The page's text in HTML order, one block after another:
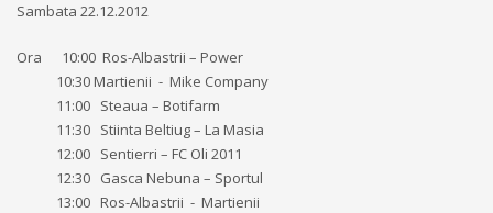
Sambata 22.12.2012
Ora 10:00 Ros-Albastrii – Power
10:30 Martienii - Mike Company
11:00 Steaua – Botifarm
11:30 Stiinta Beltiug – La Masia
12:00 Sentierri – FC Oli 2011
12:30 Gasca Nebuna – Sportul
13:00 Ros-Albastrii - Martienii